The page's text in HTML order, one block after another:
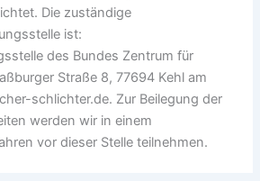
Die zuständige
ist:
des Bundes Zentrum für
Straße 8, 77694 Kehl am
schlichter.de. Zur Beilegung der
werden wir in einem
vor dieser Stelle teilnehmen.